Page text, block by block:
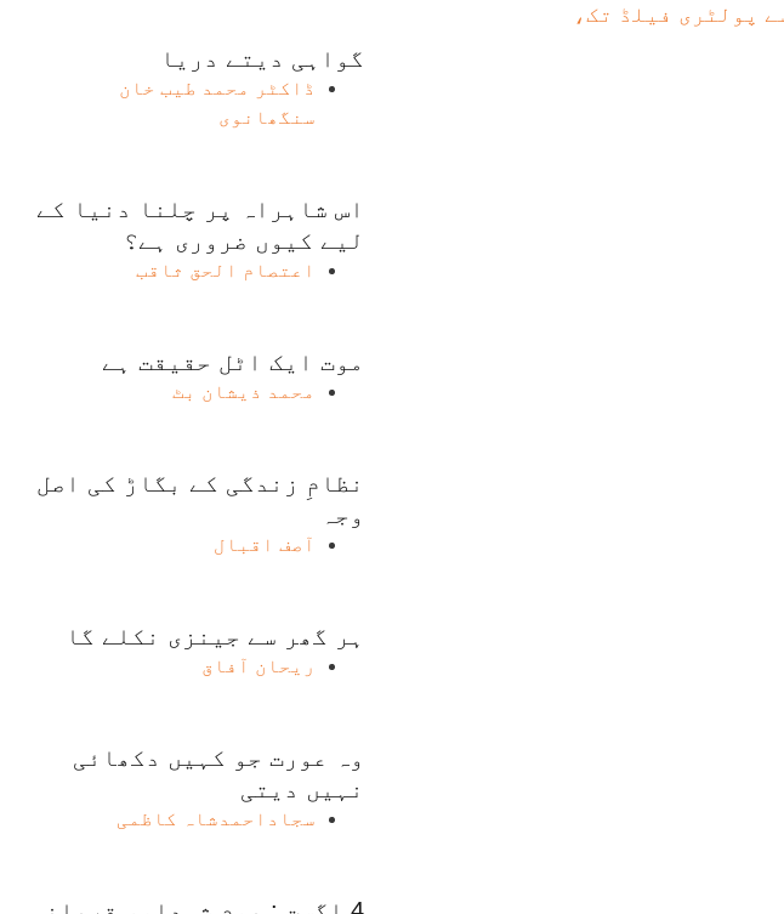
پولٹری فیلڈ تک،
گواہی دیتے دریا
ڈاکٹر محمد طیب خان
سنگھانوی
اس شاہراہ پر چلنا دنیا کے
لیے کیوں ضروری ہے؟
اعتصام الحق ثاقب
موت ایک اٹل حقیقت ہے
محمد ذیشان بٹ
نظامِ زندگی کے بگاڑ کی اصل
وجہ
آصف اقبال
ہر گھر سے جینزی نکلے گا
ریحان آفاق
وہ عورت جو کہیں دکھائی
نہیں دیتی
سجاداحمدشاہ کاظمی